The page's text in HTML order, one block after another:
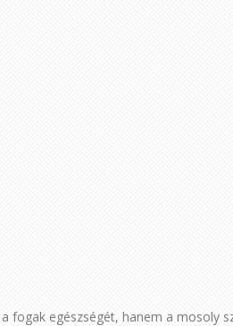
egészségét, hanem a mosoly